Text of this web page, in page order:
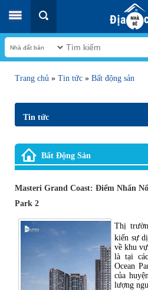
Trang chủ » Tin tức » Bất động sản
Tin tức
Bất Động Sản
Masteri Grand Coast: Điểm Nhấn
Park 2
Thị
kiến sự
về khu
là tại
Ocean
của
lượng